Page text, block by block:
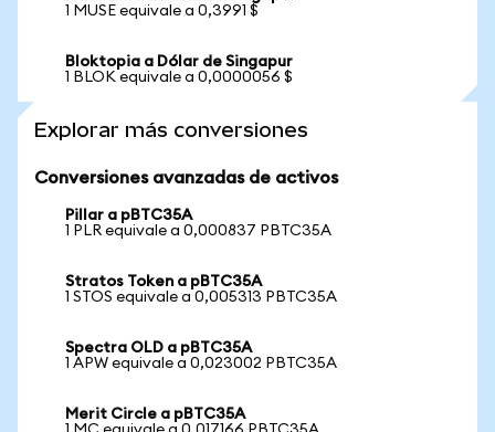
1 MUSE equivale a 0,3991 $
Bloktopia a Dólar de Singapur
1 BLOK equivale a 0,0000056 $
Explorar más conversiones
Conversiones avanzadas de activos
Pillar a pBTC35A
1 PLR equivale a 0,000837 PBTC35A
Stratos Token a pBTC35A
1 STOS equivale a 0,005313 PBTC35A
Spectra OLD a pBTC35A
1 APW equivale a 0,023002 PBTC35A
Merit Circle a pBTC35A